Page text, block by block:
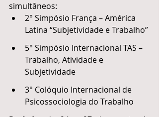
simultâneos:
2° Simpósio França – América
Latina “Subjetividade e Trabalho”
5° Simpósio Internacional TAS –
Trabalho, Atividade e
Subjetividade
3° Colóquio Internacional de
Psicossociologia do Trabalho